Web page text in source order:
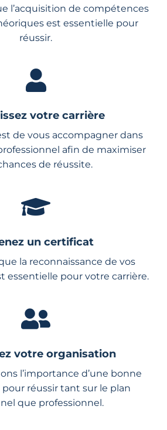
l’acquisition de compétences
est essentielle pour
réussir.
votre carrière
de vous accompagner dans
afin de maximiser
de réussite.
un certificat
la reconnaissance de vos
essentielle pour votre carrière.
votre organisation
l’importance d’une bonne
réussir tant sur le plan
que professionnel.